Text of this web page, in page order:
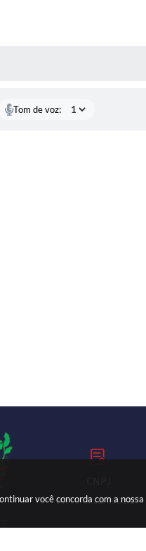
você concorda com a nossa
Tom de voz:
59.767.921/0001-27